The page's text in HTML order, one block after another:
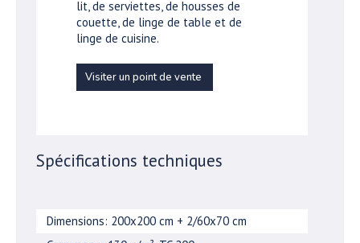
lit, de serviettes, de housses de
couette, de linge de table et de
linge de cuisine.
Visiter un point de vente
Spécifications techniques
Dimensions: 200x200 cm + 2/60x70 cm